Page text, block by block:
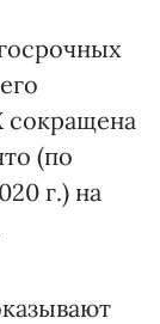
(по
г.) на